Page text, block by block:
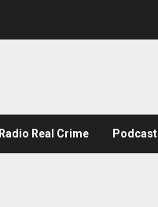
Radio Real Crime Podcast